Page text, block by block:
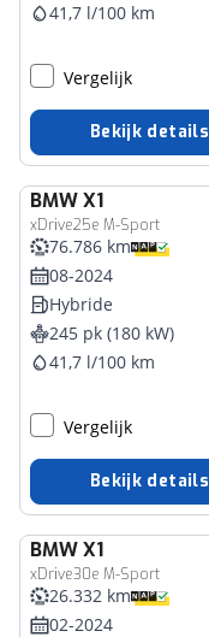
41,7 l/100 km
Vergelijk
Bekijk details
BMWX1
xDrive25e M-Sport
76.786 km
08-2024
Hybride
245 pk (180 kW)
41,7 l/100 km
Vergelijk
Bekijk details
BMWX1
xDrive30e M-Sport
26.332 km
02-2024